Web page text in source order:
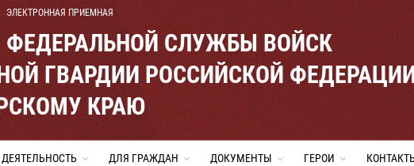
ЭЛЕКТРОННАЯ ПРИЕМНАЯ
ФЕДЕРАЛЬНОЙ СЛУЖБЫ ВОЙСК
ГВАРДИИ РОССИЙСКОЙ
КРАЮ
ДЕЯТЕЛЬНОСТЬ ДЛЯ ГРАЖДАН ДОКУМЕНТЫ ГЕРОИ